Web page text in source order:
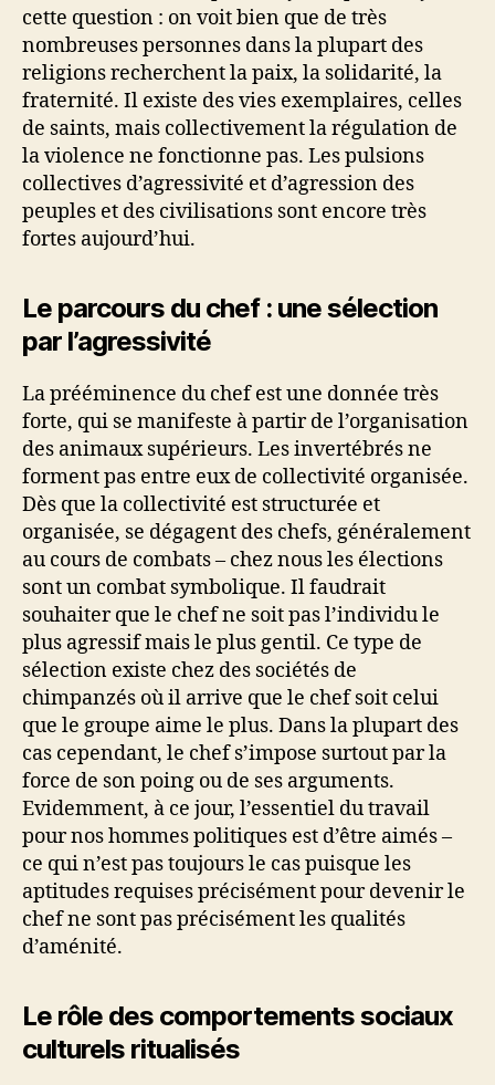
cette question : on voit bien que de très
nombreuses personnes dans la plupart des
religions recherchent la paix, la solidarité, la
fraternité. Il existe des vies exemplaires, celles
de saints, mais collectivement la régulation de
la violence ne fonctionne pas. Les pulsions
collectives d’agressivité et d’agression des
peuples et des civilisations sont encore très
fortes aujourd’hui.
Le parcours du chef : une sélection
par l’agressivité
La prééminence du chef est une donnée très
forte, qui se manifeste à partir de l’organisation
des animaux supérieurs. Les invertébrés ne
forment pas entre eux de collectivité organisée.
Dès que la collectivité est structurée et
organisée, se dégagent des chefs, généralement
au cours de combats – chez nous les élections
sont un combat symbolique. Il faudrait
souhaiter que le chef ne soit pas l’individu le
plus agressif mais le plus gentil. Ce type de
sélection existe chez des sociétés de
chimpanzés où il arrive que le chef soit celui
que le groupe aime le plus. Dans la plupart des
cas cependant, le chef s’impose surtout par la
force de son poing ou de ses arguments.
Evidemment, à ce jour, l’essentiel du travail
pour nos hommes politiques est d’être aimés –
ce qui n’est pas toujours le cas puisque les
aptitudes requises précisément pour devenir le
chef ne sont pas précisément les qualités
d’aménité.
Le rôle des comportements sociaux
culturels ritualisés